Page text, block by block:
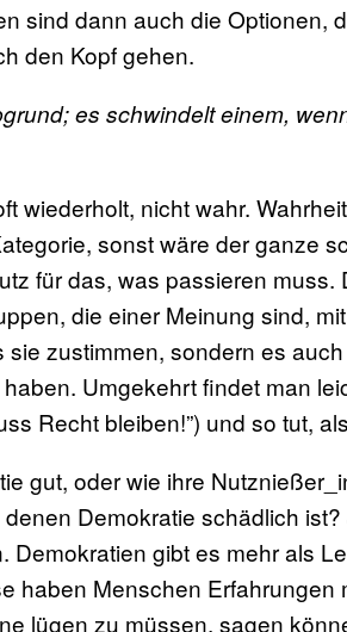
sind dann auch die Optionen,
den Kopf gehen.
es schwindelt einem,
wiederholt, nicht wahr.
sonst wäre der ganze
für das, was passieren
die einer Meinung sind,
sie zustimmen, sondern es
Umgekehrt findet man
Recht bleiben!”) und so tut,
gut, oder wie ihre
Demokratie schädlich
Demokratien gibt es mehr als
haben Menschen Erfahrungen
lügen zu müssen, sagen